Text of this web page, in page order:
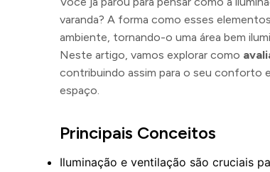
varanda? A forma como esses
ambiente, tornando-o uma área bem
Neste artigo, vamos explorar como
contribuindo assim para o seu conforto
espaço.
Principais Conceitos
Iluminação e ventilação são cruciais